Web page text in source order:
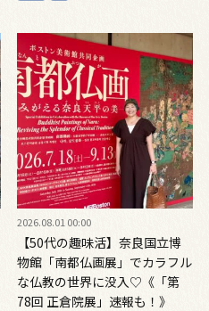
2026.08.01 00:00
【50代の趣味活】奈良国立博
物館「南都仏画展」でカラフル
な仏教の世界に没入♡《「第
78回 正倉院展」速報も！》